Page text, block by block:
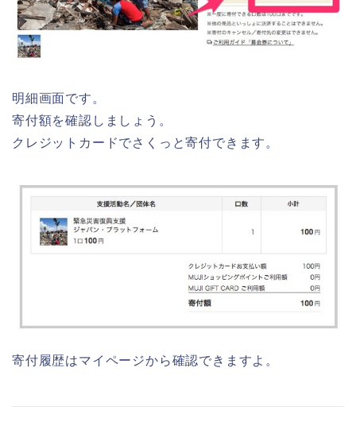
明細画面です。
寄付額を確認しましょう。
クレジットカードでさくっと寄付できます。
寄付履歴はマイページから確認できますよ。